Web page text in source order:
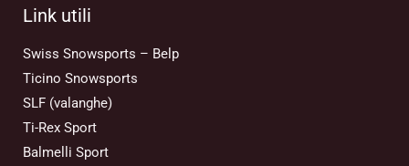
Link utili
Swiss Snowsports – Belp
Ticino Snowsports
SLF (valanghe)
Ti-Rex Sport
Balmelli Sport